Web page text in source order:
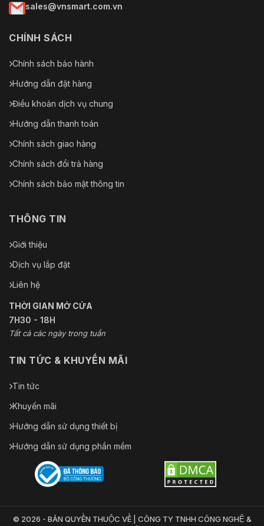
sales@vnsmart.com.vn
CHÍNH SÁCH
Chính sách bảo hành
Hướng dẫn đặt hàng
Điều khoản dịch vụ chung
Hướng dẫn thanh toán
Chính sách giao hàng
Chính sách đổi trả hàng
Chính sách bảo mật thông tin
THÔNG TIN
Giới thiệu
Dịch vụ lắp đặt
Liên hệ
THỜI GIAN MỞ CỬA
7H30 - 18H
Tất cả các ngày trong tuần
TIN TỨC & KHUYẾN MÃI
Tin tức
Khuyến mãi
Hướng dẫn sử dụng thiết bị
Hướng dẫn sử dụng phần mềm
© 2026 - BẢN QUYỀN THUỘC VỀ | CÔNG TY TNHH CÔNG NGHỆ &